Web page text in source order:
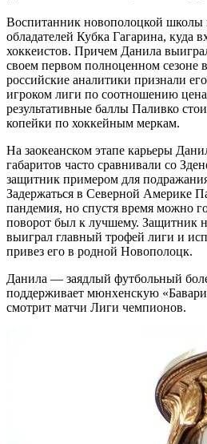
Воспитанник новополоцкой школы
обладателей Кубка Гагарина, куда
хоккеистов. Причем Данила
своем первом полноценном сезоне
российские аналитики признали
игроком лиги по соотношению
результативные баллы Паливко
копейки по хоккейным меркам.
На заокеанском этапе карьеры
габаритов часто сравнивали со
защитник примером для
Задержаться в Северной Америке
пандемия, но спустя время можно
поворот был к лучшему. Защитник
выиграл главный трофей лиги и
привез его в родной Новополоцк.
Данила — заядлый футбольный
поддерживает мюнхенскую
смотрит матчи Лиги чемпионов.